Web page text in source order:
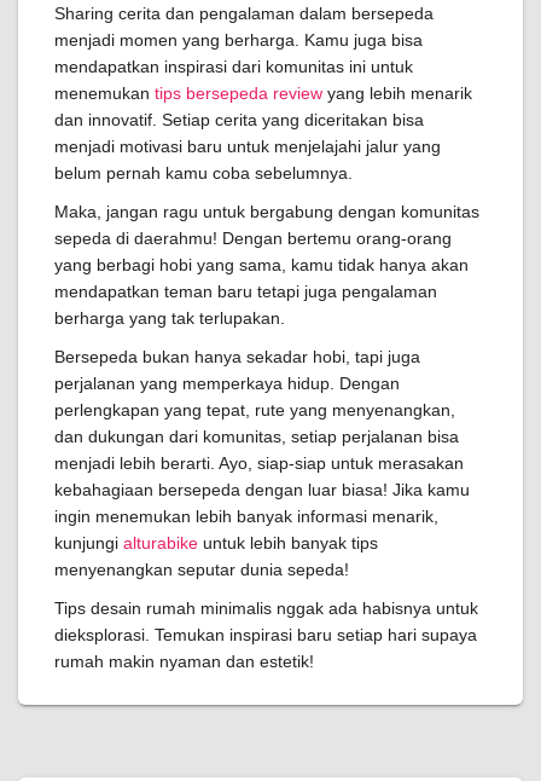
Sharing cerita dan pengalaman dalam bersepeda
menjadi momen yang berharga. Kamu juga bisa
mendapatkan inspirasi dari komunitas ini untuk
menemukan tips bersepeda review yang lebih menarik
dan innovatif. Setiap cerita yang diceritakan bisa
menjadi motivasi baru untuk menjelajahi jalur yang
belum pernah kamu coba sebelumnya.
Maka, jangan ragu untuk bergabung dengan komunitas
sepeda di daerahmu! Dengan bertemu orang-orang
yang berbagi hobi yang sama, kamu tidak hanya akan
mendapatkan teman baru tetapi juga pengalaman
berharga yang tak terlupakan.
Bersepeda bukan hanya sekadar hobi, tapi juga
perjalanan yang memperkaya hidup. Dengan
perlengkapan yang tepat, rute yang menyenangkan,
dan dukungan dari komunitas, setiap perjalanan bisa
menjadi lebih berarti. Ayo, siap-siap untuk merasakan
kebahagiaan bersepeda dengan luar biasa! Jika kamu
ingin menemukan lebih banyak informasi menarik,
kunjungi alturabike untuk lebih banyak tips
menyenangkan seputar dunia sepeda!
Tips desain rumah minimalis nggak ada habisnya untuk
dieksplorasi. Temukan inspirasi baru setiap hari supaya
rumah makin nyaman dan estetik!